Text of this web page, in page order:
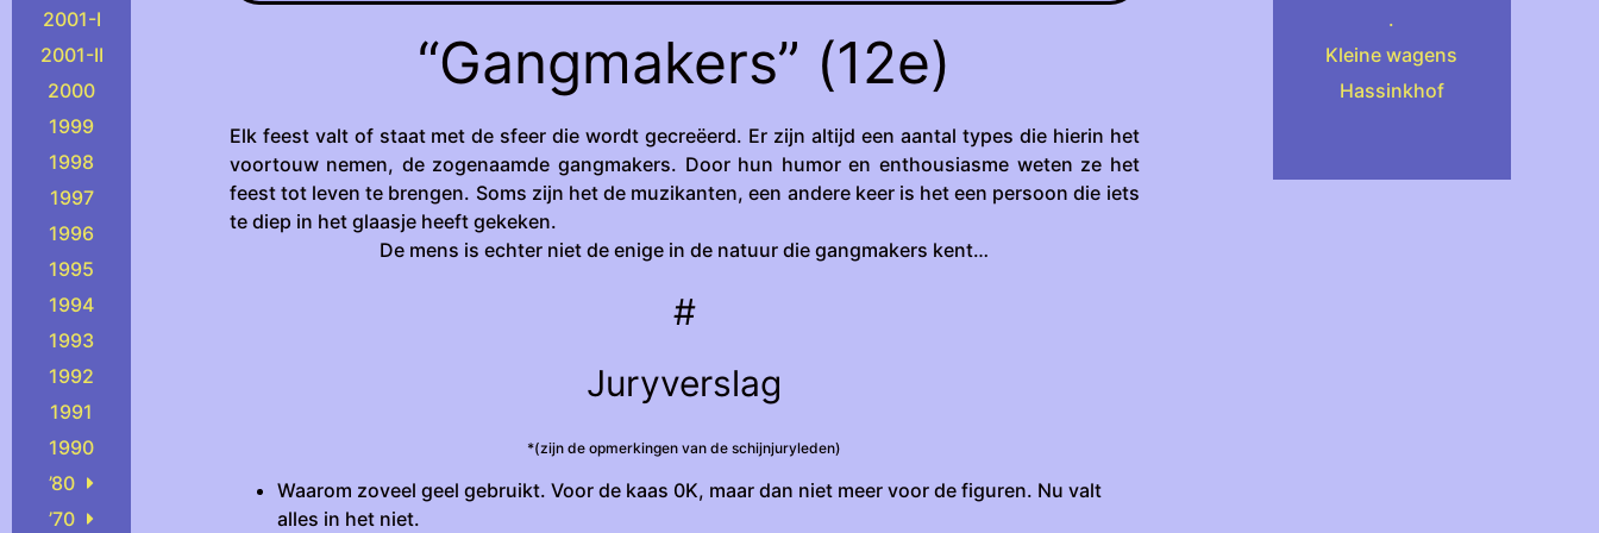
2001-I
2001-II
2000
1999
1998
1997
1996
1995
1994
1993
1992
1991
1990
’80
’70
“Gangmakers” (12e)
Elk feest valt of staat met de sfeer die wordt gecreëerd. Er zijn altijd een aantal types die hierin het
voortouw nemen, de zogenaamde gangmakers. Door hun humor en enthousiasme weten ze het
feest tot leven te brengen. Soms zijn het de muzikanten, een andere keer is het een persoon die iets
te diep in het glaasje heeft gekeken.
De mens is echter niet de enige in de natuur die gangmakers kent…
#
Juryverslag
*(zijn de opmerkingen van de schijnjuryleden)
Waarom zoveel geel gebruikt. Voor de kaas 0K, maar dan niet meer voor de figuren. Nu valt
alles in het niet.
.
Kleine wagens
Hassinkhof